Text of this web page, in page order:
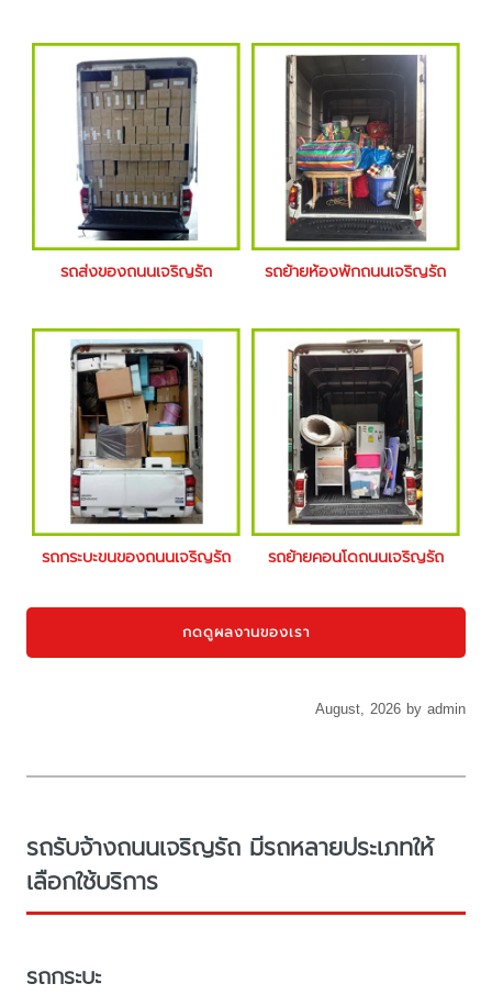
รถส่งของถนนเจริญรัถ รถย้ายห้องพักถนนเจริญรัถ
รถกระบะขนของถนนเจริญรัถ รถย้ายคอนโดถนนเจริญรัถ
กดดูผลงานของเรา
August, 2026 by admin
รถรับจ้างถนนเจริญรัถ มีรถหลายประเภทให้
เลือกใช้บริการ
รถกระบะ